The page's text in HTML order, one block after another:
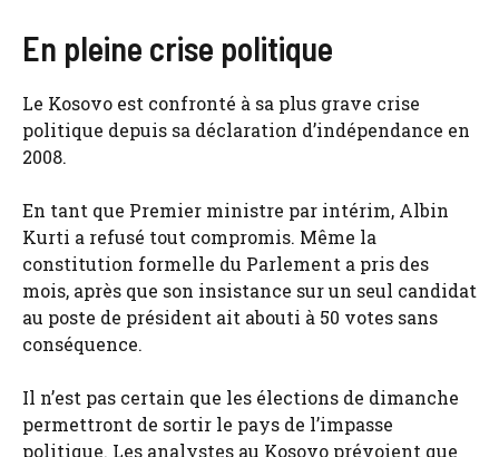
En pleine crise politique
Le Kosovo est confronté à sa plus grave crise
politique depuis sa déclaration d’indépendance en
2008.
En tant que Premier ministre par intérim, Albin
Kurti a refusé tout compromis. Même la
constitution formelle du Parlement a pris des
mois, après que son insistance sur un seul candidat
au poste de président ait abouti à 50 votes sans
conséquence.
Il n’est pas certain que les élections de dimanche
permettront de sortir le pays de l’impasse
politique. Les analystes au Kosovo prévoient que